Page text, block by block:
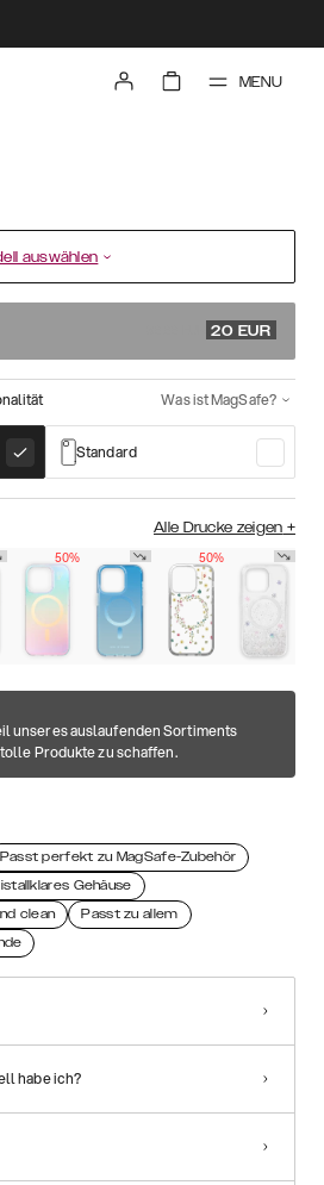
MENU
auswählen
20 EUR
Was ist MagSafe?
Standard
Alle Drucke zeigen +
50%
50%
unseres auslaufenden Sortiments
Produkte zu schaffen.
Passt perfekt zu MagSafe-Zubehör
Gehäuse
clean
Passt zu allem
habe ich?